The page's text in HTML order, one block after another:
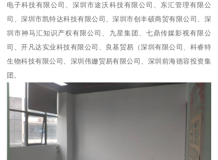
电子科技有限公司、深圳市途沃科技有限公司、东汇管理有限公
司、深圳市凯特达科技有限公司、深圳市创丰硕商贸有限公司、深
圳市神马汇知识产权有限公司、九星集团、七鼎传媒影视有限公
司、开凡达实业科技有限公司、良基贸易（深圳有限公司、科睿特
生物科技有限公司、深圳伟姗贸易有限公司、深圳前海德容投资集
团。